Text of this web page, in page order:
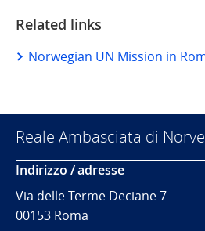
Related links
Norwegian UN Mission in
Reale Ambasciata di
Indirizzo / adresse
Via delle Terme Deciane 7
00153 Roma